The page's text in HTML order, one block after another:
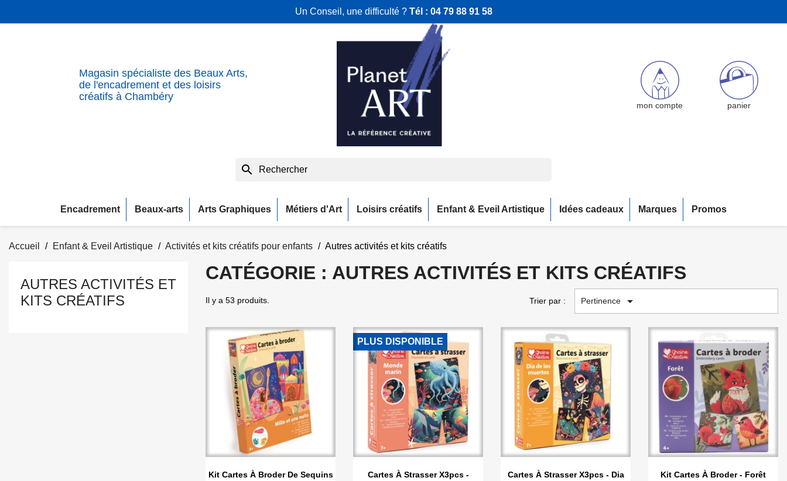
Un Conseil, une difficulté ? Tél : 04 79 88 91 58
Magasin spécialiste des Beaux Arts,
de l'encadrement et des loisirs
créatifs à Chambéry
mon compte panier
search
Encadrement Beaux-arts Arts Graphiques Métiers d'Art Loisirs créatifs Enfant & Eveil Artistique Idées cadeaux Marques Promos
Accueil Enfant & Eveil Artistique Activités et kits créatifs pour enfants Autres activités et kits créatifs
AUTRES ACTIVITÉS ET
KITS CRÉATIFS
CATÉGORIE : AUTRES ACTIVITÉS ET KITS CRÉATIFS
Il y a 53 produits. Trier par : Pertinence 
 Aperçu rapide
Kit Cartes À Broder De Sequins
 Aperçu rapide
Cartes À Strasser X3pcs -
PLUS DISPONIBLE

Cartes À Strasser X3pcs - Dia
 Aperçu rapide
Kit Cartes À Broder - Forêt